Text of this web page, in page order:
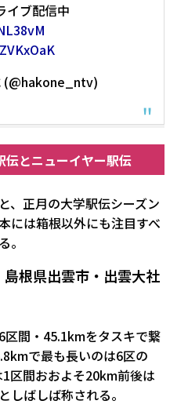
イブ配信中
(@hakone_ntv)
伝とニューイヤー駅伝
、正月の大学駅伝シーズン
には箱根以外にも注目すべ
。
根県出雲市・出雲大社
間・45.1kmをタスキで繋
で最も長いのは6区の
区間おおよそ20km前後は
しばしば称される。